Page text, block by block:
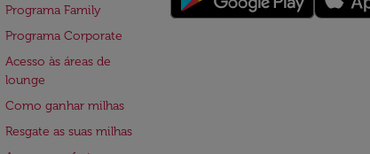
Programa Family
Programa Corporate
Acesso às áreas de
lounge
Como ganhar milhas
Resgate as suas milhas